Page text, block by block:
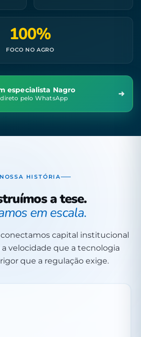
100%
FOCO NO AGRO
especialista Nagro
pelo WhatsApp
HISTÓRIA
a tese.
em escala.
capital institucional
velocidade que a tecnologia
que a regulação exige.